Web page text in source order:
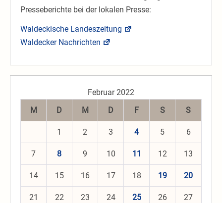
Presseberichte bei der lokalen Presse:
Waldeckische Landeszeitung
Waldecker Nachrichten
Februar 2022
M
D M D F S S
1 2 3 4 5 6
7 8 9 10 11 12 13
14 15 16 17 18 19 20
21 22 23 24 25 26 27